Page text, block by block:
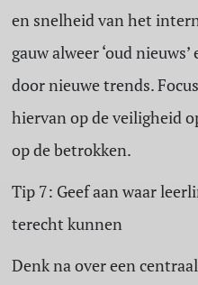
en snelheid van het
gauw alweer ‘oud
door nieuwe trends.
hiervan op de veiligheid
op de betrokken.
Tip 7: Geef aan waar
terecht kunnen
Denk na over een